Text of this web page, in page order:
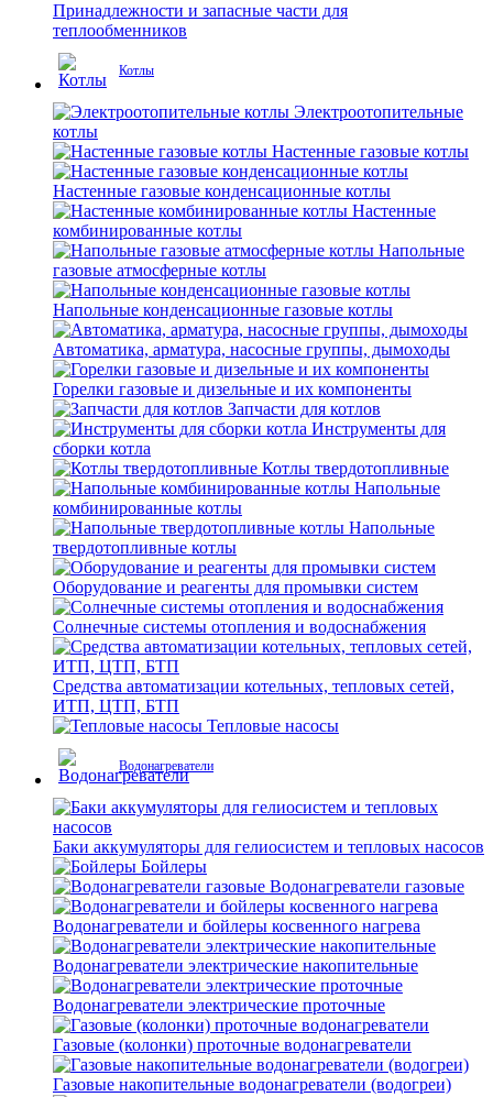
Принадлежности и запасные части для
теплообменников
Котлы
Электроотопительные
котлы
Настенные газовые котлы
Настенные газовые конденсационные котлы
Настенные
комбинированные котлы
Напольные
газовые атмосферные котлы
Напольные конденсационные газовые котлы
Автоматика, арматура, насосные группы, дымоходы
Горелки газовые и дизельные и их компоненты
Запчасти для котлов
Инструменты для
сборки котла
Котлы твердотопливные
Напольные
комбинированные котлы
Напольные
твердотопливные котлы
Оборудование и реагенты для промывки систем
Солнечные системы отопления и водоснабжения
Средства автоматизации котельных, тепловых сетей,
ИТП, ЦТП, БТП
Тепловые насосы
Водонагреватели
Баки аккумуляторы для гелиосистем и тепловых насосов
Бойлеры
Водонагреватели газовые
Водонагреватели и бойлеры косвенного нагрева
Водонагреватели электрические накопительные
Водонагреватели электрические проточные
Газовые (колонки) проточные водонагреватели
Газовые накопительные водонагреватели (водогреи)